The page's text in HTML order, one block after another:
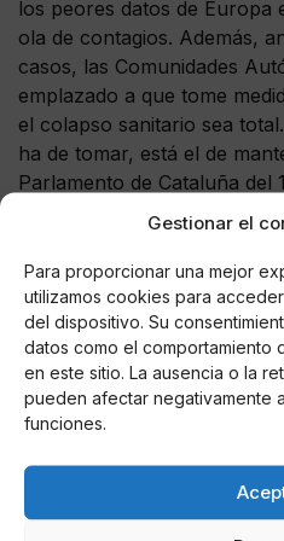
Gestionar el
Para proporcionar una mejor
utilizamos cookies para
del dispositivo. Su
datos como el comportamiento
en este sitio. La ausencia o la
pueden afectar negativamente
funciones.
los peores datos de
ola de contagios. Además,
casos, las Comunidades
emplazado a que tome
el colapso sanitario sea
ha de tomar, está el de
Parlamento de Cataluña del
mantienen de forma
anuladas por las medidas
AUTOR